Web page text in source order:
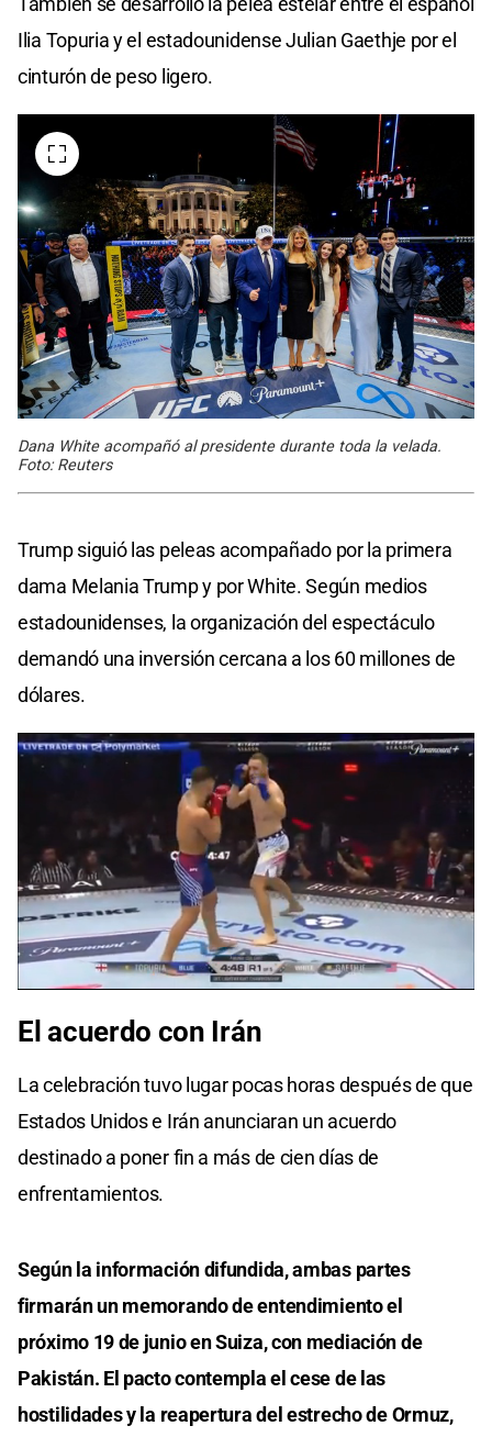
Ilia Topuria y el estadounidense Julian Gaethje por el
cinturón de peso ligero.
Dana White acompañó al presidente durante toda la velada.
Foto: Reuters
Trump siguió las peleas acompañado por la primera
dama Melania Trump y por White. Según medios
estadounidenses, la organización del espectáculo
demandó una inversión cercana a los 60 millones de
dólares.
El acuerdo con Irán
La celebración tuvo lugar pocas horas después de que
Estados Unidos e Irán anunciaran un acuerdo
destinado a poner fin a más de cien días de
enfrentamientos.
Según la información difundida, ambas partes
firmarán un memorando de entendimiento el
próximo 19 de junio en Suiza, con mediación de
Pakistán. El pacto contempla el cese de las
hostilidades y la reapertura del estrecho de Ormuz,